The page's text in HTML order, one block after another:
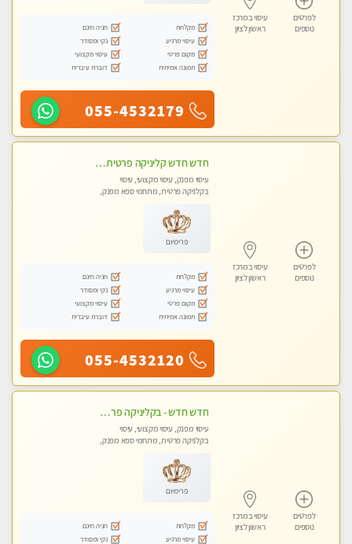
לפרטים
נוספים
עיסוי במרכז
ראשון לציון
מקלחת
חניה חינם
עיסוי מרגיע
נקי ומסודר
מקום פרטי
עיסוי מקצועי
תמונה אמיתית
דוברת עיברית
055-4532179
לפרטים
נוספים
עיסוי במרכז
ראשון לציון
חדש חדש קליניקה פרטית לבריאות הגוף לעיסוי מקצועי ומפנק -שעות עבודה -10:00-23:00- ללא מין !!
עיסוי מפנק, עיסוי מקצועי, עיסוי
בקלניקה פרטית, מתחמי ספא מפנק,
פרימיום
מקלחת
חניה חינם
עיסוי מרגיע
נקי ומסודר
מקום פרטי
עיסוי מקצועי
תמונה אמיתית
דוברת עיברית
055-4532120
לפרטים
נוספים
עיסוי במרכז
ראשון לציון
חדש חדש - בקליניקה פרטית בבת ים עיסוי לחידוש אנרגיות עיסוי מקצועי מומלץ מאוד ללא מין !!
עיסוי מפנק, עיסוי מקצועי, עיסוי
בקלניקה פרטית, מתחמי ספא מפנק,
פרימיום
מקלחת
חניה חינם
עיסוי מרגיע
נקי ומסודר